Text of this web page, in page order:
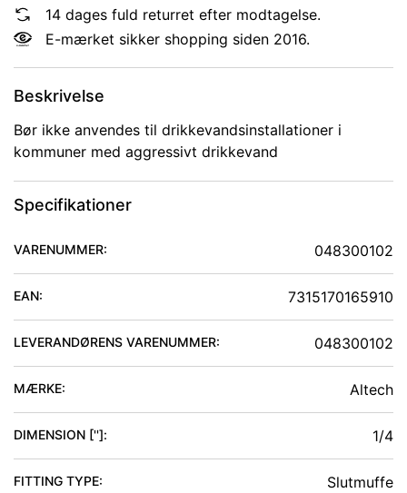
14 dages fuld returret efter modtagelse.
E-mærket sikker shopping siden 2016.
Beskrivelse
Bør ikke anvendes til drikkevandsinstallationer i
kommuner med aggressivt drikkevand
Specifikationer
VARENUMMER: 048300102
EAN: 7315170165910
LEVERANDØRENS VARENUMMER: 048300102
MÆRKE: Altech
DIMENSION ['']: 1/4
FITTING TYPE: Slutmuffe